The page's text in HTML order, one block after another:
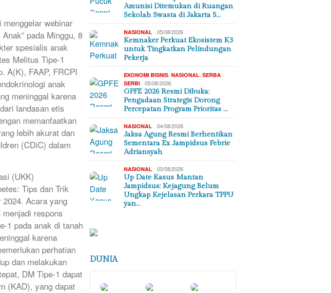
webinar
pada Minggu, 8
spesialis anak
Melitus Tipe-1
A(K), FAAP, FRCPI
anak
meninggal karena
landasan etis
memanfaatkan
lebih akurat dan
(CDiC) dalam
(UKK)
Tips dan Trik
2024. Acara yang
respons
1 pada anak di tanah
karena
perhatian
dan melakukan
DM Tipe-1 dapat
(KAD), yang dapat
Amunisi Ditemukan di Ruangan
Sekolah Swasta di Jakarta S…
NASIONAL 05/08/2026
Kemnaker Perkuat Ekosistem K3
untuk Tingkatkan Pelindungan
Pekerja
EKONOMI BISNIS ,NASIONAL ,SERBA
SERBI
05/08/2026
GPFE 2026 Resmi Dibuka:
Pengadaan Strategis Dorong
Percepatan Program Prioritas …
NASIONAL 04/08/2026
Jaksa Agung Resmi Berhentikan
Sementara Ex Jampidsus Febrie
Adriansyah
NASIONAL 03/08/2026
Up Date Kasus Mantan
Jampidsus: Kejagung Belum
Ungkap Kejelasan Perkara TPPU
yan…
DUNIA